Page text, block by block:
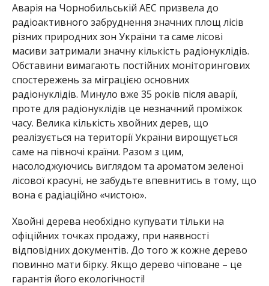
Аварія на Чорнобильській АЕС призвела до
радіоактивного забруднення значних площ лісів
різних природних зон України та саме лісові
масиви затримали значну кількість радіонуклідів.
Обставини вимагають постійних моніторингових
спостережень за міграцією основних
радіонуклідів. Минуло вже 35 років після аварії,
проте для радіонуклідів це незначний проміжок
часу. Велика кількість хвойних дерев, що
реалізується на території України вирощується
саме на півночі країни. Разом з цим,
насолоджуючись виглядом та ароматом зеленої
лісової красуні, не забудьте впевнитись в тому, що
вона є радіаційно «чистою».
Хвойні дерева необхідно купувати тільки на
офіційних точках продажу, при наявності
відповідних документів. До того ж кожне дерево
повинно мати бірку. Якщо дерево чіповане – це
гарантія його екологічності!